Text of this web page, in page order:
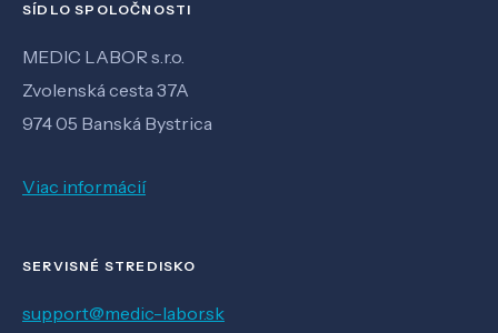
SÍDLO SPOLOČNOSTI
MEDIC LABOR s.r.o.
Zvolenská cesta 37A
974 05 Banská Bystrica
Viac informácií
SERVISNÉ STREDISKO
support@medic-labor.sk